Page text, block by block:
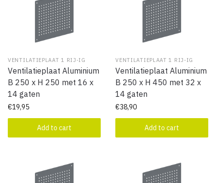
VENTILATIEPLAAT 1 RIJ-IG
Ventilatieplaat Aluminium
B 250 x H 250 met 16 x
14 gaten
€19,95
Add to cart
VENTILATIEPLAAT 1 RIJ-IG
Ventilatieplaat Aluminium
B 250 x H 450 met 32 x
14 gaten
€38,90
Add to cart